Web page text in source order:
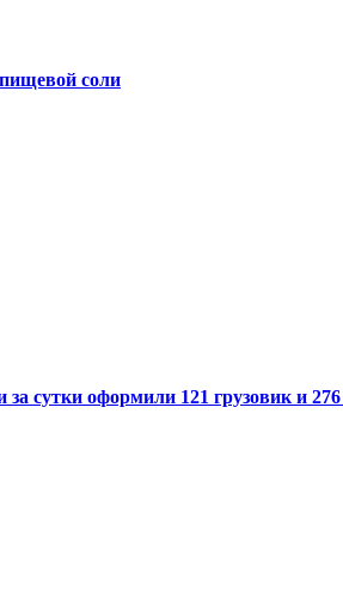
соли
сутки оформили 121 грузовик и